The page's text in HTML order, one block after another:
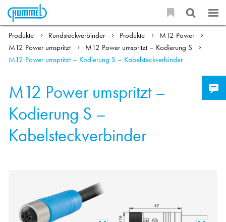
Produkte Rundsteckverbinder Produkte
M12 Power
M12 Power umspritzt
M12 Power umspritzt – Kodierung S
M12 Power umspritzt – Kodierung S – Kabelsteckverbinder
M12 Power umspritzt –
Kodierung S –
Kabelsteckverbinder